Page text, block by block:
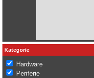
Kategorie
Hardware
Periferie